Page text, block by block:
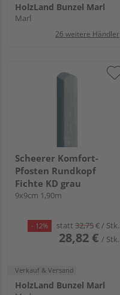
HolzLand Bunzel Marl
Marl
26 weitere Händler
Scheerer Komfort-
Pfosten Rundkopf
Fichte KD grau
9x9cm 1,90m
- 12% statt 32,75€/ Stk.
28,82 € / Stk.
Verkauf & Versand
HolzLand Bunzel Marl